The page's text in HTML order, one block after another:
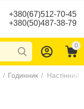
+380(67)512-70-45
+380(50)487-38-79
0
/ Годинник /